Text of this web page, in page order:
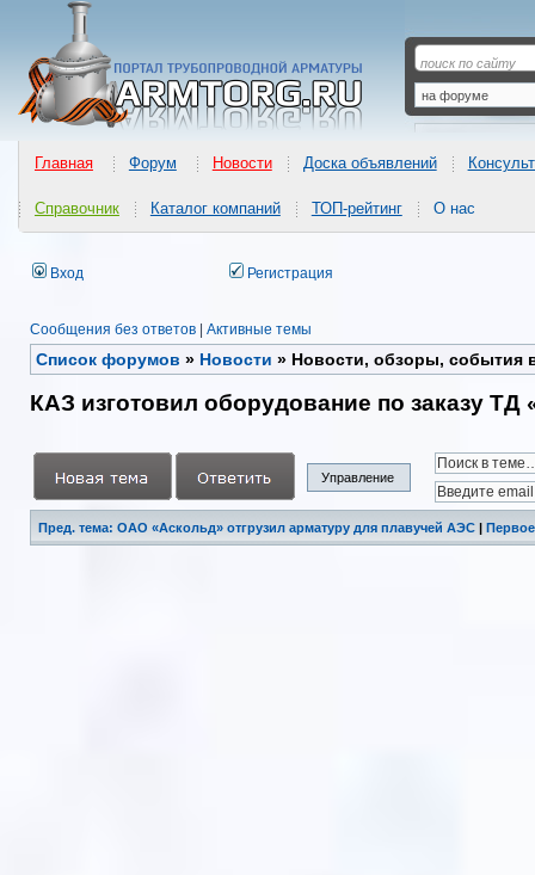
Главная Форум Новости Доска объявлений
Справочник Каталог компаний ТОП-рейтинг О нас
Вход Регистрация
Сообщения без ответов | Активные темы
Список форумов » Новости » Новости, обзоры, события
КАЗ изготовил оборудование по заказу ТД
Управление
Пред. тема: ОАО «Аскольд» отгрузил арматуру для плавучей АЭС |